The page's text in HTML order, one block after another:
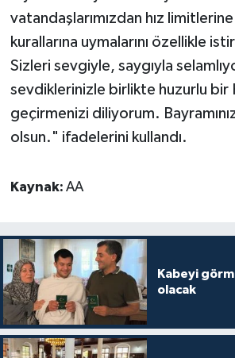
vatandaşlarımızdan hız
kurallarına uymalarını özellikle
Sizleri sevgiyle, saygıyla
sevdiklerinizle birlikte huzurlu bir
geçirmenizi diliyorum.
olsun." ifadelerini kullandı.
Kaynak: AA
Kabeyi
olacak
Şanlıurfa Müftülüğü
Şırnak Müftülüğü
Tekirdağ Müftülüğü
Tunceli Müftülüğü
Uşak Müftülüğü
Van Müftülüğü